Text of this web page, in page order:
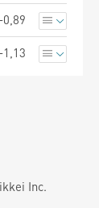
-0,89
-1,13
Inc.